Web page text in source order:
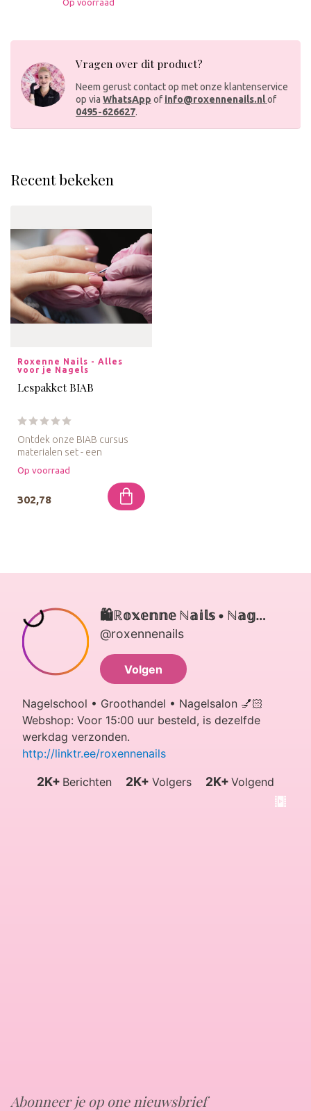
Op voorraad
Vragen over dit product?
Neem gerust contact op met onze klantenservice
op via WhatsApp of info@roxennenails.nlof
0495-626627.
Recent bekeken
Roxenne Nails - Alles
voor je Nagels
Lespakket BIAB
Ontdek onze BIAB cursus
materialen set - een
uitgebreide selectie van
hoogwaardi...
Op voorraad
302,78
Abonneer je op one nieuwsbrief